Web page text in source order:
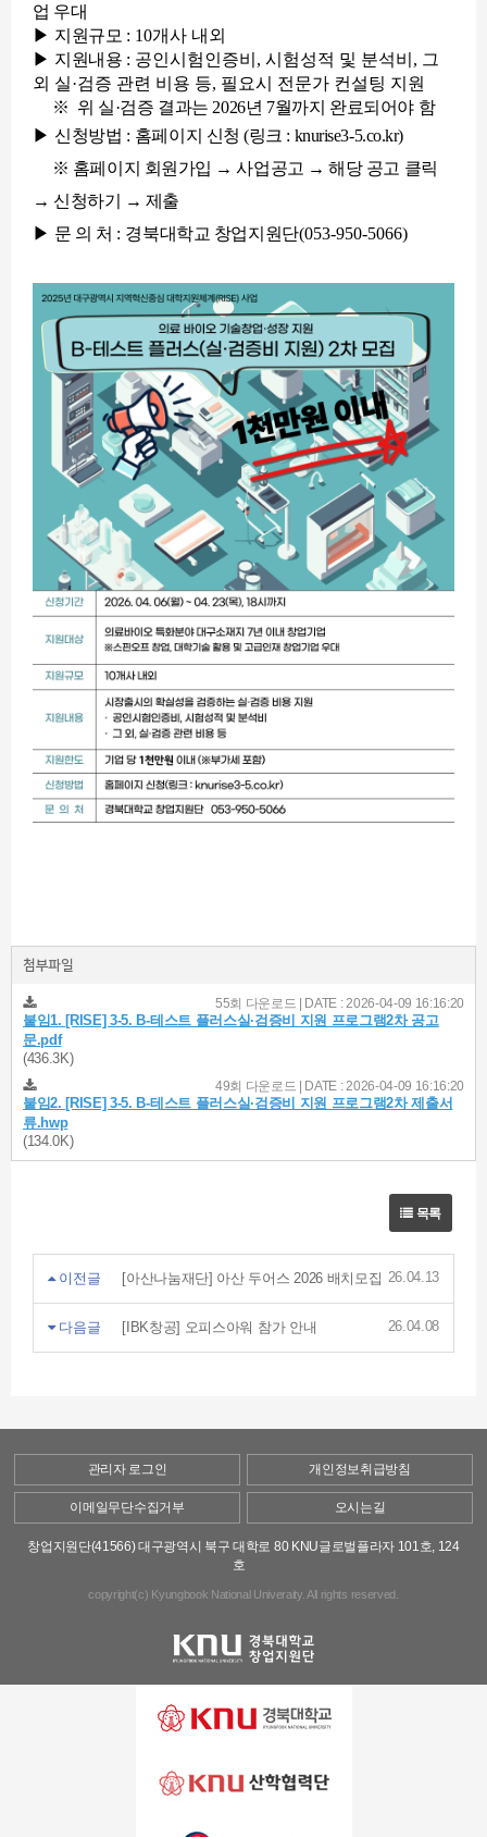
업 우대
▶ 지원규모 : 10개사 내외
▶ 지원내용 : 공인시험인증비, 시험성적 및 분석비, 그
외 실·검증 관련 비용 등, 필요시 전문가 컨설팅 지원
※ 위 실·검증 결과는 2026년 7월까지 완료되어야 함
▶ 신청방법 : 홈페이지 신청 (링크 : knurise3-5.co.kr)
※ 홈페이지 회원가입 → 사업공고 → 해당 공고 클릭
→ 신청하기 → 제출
▶ 문 의 처 : 경북대학교 창업지원단(053-950-5066)
첨부파일
붙임1. [RISE] 3-5. B-테스트 플러스실·검증비 지원 프로그램2차 공고
문.pdf
(436.3K)
55회 다운로드 | DATE : 2026-04-09 16:16:20
붙임2. [RISE] 3-5. B-테스트 플러스실·검증비 지원 프로그램2차 제출서
류.hwp
(134.0K)
49회 다운로드 | DATE : 2026-04-09 16:16:20
목록
이전글 [아산나눔재단] 아산 두어스 2026 배치모집 26.04.13
다음글 [IBK창공] 오피스아워 참가 안내 26.04.08
관리자 로그인 개인정보취급방침
이메일무단수집거부 오시는길
창업지원단(41566) 대구광역시 북구 대학로 80 KNU글로벌플라자 101호, 124
호
copyright(c) Kyungbook National Univeraity. All rights reserved.